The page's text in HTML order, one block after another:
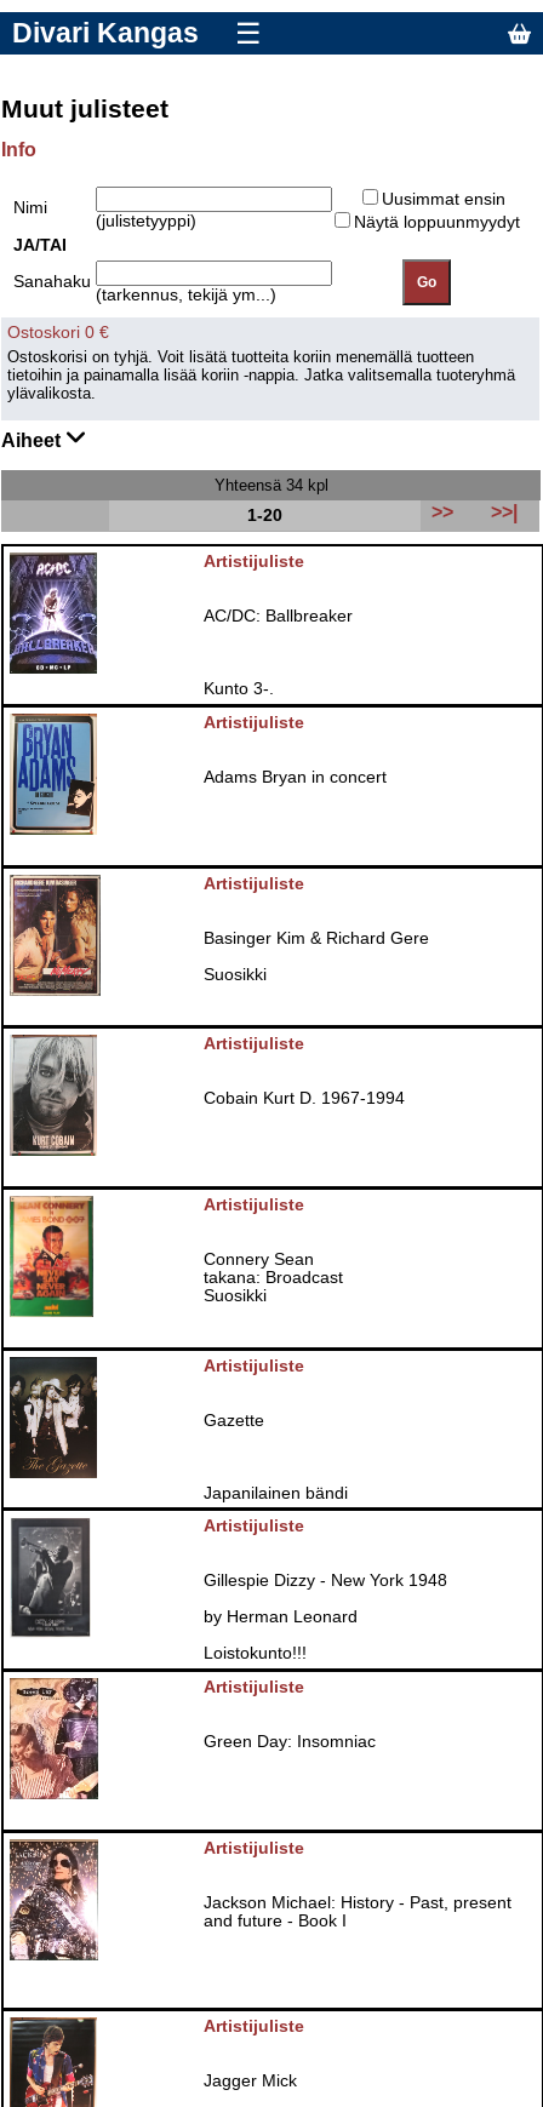
Divari Kangas ☰
Muut julisteet
Info
Nimi
(julistetyyppi)
Uusimmat ensin
Näytä loppuunmyydyt
JA/TAI
Sanahaku
(tarkennus, tekijä ym...)
Ostoskori 0 €
Ostoskorisi on tyhjä. Voit lisätä tuotteita koriin menemällä tuotteen
tietoihin ja painamalla lisää koriin -nappia. Jatka valitsemalla tuoteryhmä
ylävalikosta.
Aiheet
Yhteensä 34 kpl
1-20
>> >>|
Artistijuliste
AC/DC: Ballbreaker
Kunto 3-.
Artistijuliste
Adams Bryan in concert
Artistijuliste
Basinger Kim & Richard Gere
Suosikki
Artistijuliste
Cobain Kurt D. 1967-1994
Artistijuliste
Connery Sean
takana: Broadcast
Suosikki
Artistijuliste
Gazette
Japanilainen bändi
Artistijuliste
Gillespie Dizzy - New York 1948
by Herman Leonard
Loistokunto!!!
Artistijuliste
Green Day: Insomniac
Artistijuliste
Jackson Michael: History - Past, present
and future - Book I
Artistijuliste
Jagger Mick